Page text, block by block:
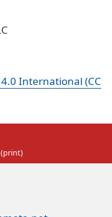
International (CC
(print)